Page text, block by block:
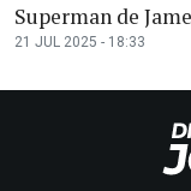
Superman de
21 JUL 2025 - 18:33